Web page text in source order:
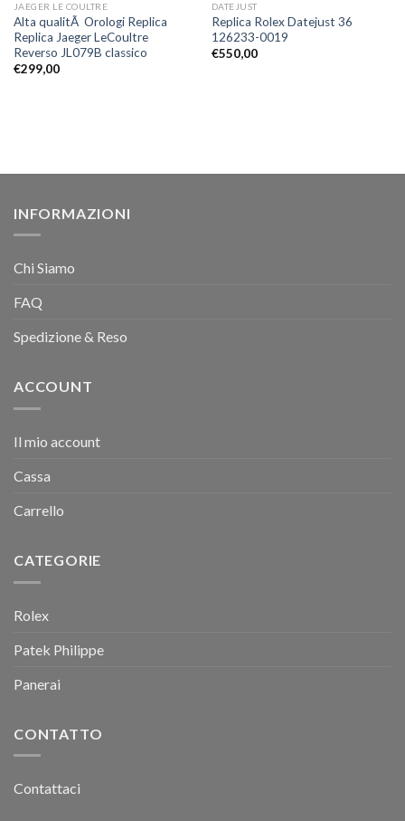
JAEGER LE COULTRE
Alta qualitÃ Orologi Replica
Replica Jaeger LeCoultre
Reverso JL079B classico
€299,00
DATEJUST
Replica Rolex Datejust 36
126233-0019
€550,00
INFORMAZIONI
Chi Siamo
FAQ
Spedizione & Reso
ACCOUNT
Il mio account
Cassa
Carrello
CATEGORIE
Rolex
Patek Philippe
Panerai
CONTATTO
Contattaci